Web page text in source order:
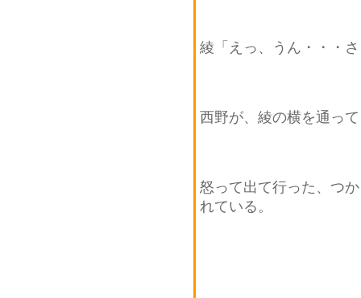
綾「えっ、うん・・・
西野が、綾の横を通っ
怒って出て行った、つ
れている。